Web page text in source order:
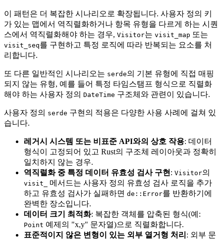
이 패턴은 더 복잡한 시나리오로 확장됩니다. 사용자 정의 키
가 있는 맵에서 역직렬화하거나 항목 유형을 다르게 하는 시퀀
스에서 역직렬화해야 하는 경우, Visitor는 visit_map 또는
visit_seq를 구현하고 특정 로직에 따라 반복되는 요소를 처
리합니다.
또 다른 일반적인 시나리오는 serde의 기본 유형에 직접 매핑
되지 않는 유형, 예를 들어 특정 타임스탬프 형식으로 직렬화
해야 하는 사용자 정의 DateTime 구조체와 관련이 있습니다.
사용자 정의 serde 구현의 적용은 다양한 사용 사례에 걸쳐 있
습니다.
레거시 시스템 또는 비표준 API와의 상호 작용: 데이터
형식이 고정되어 있고 Rust의 구조체 레이아웃과 정확히
일치하지 않는 경우.
역직렬화 중 특정 데이터 유효성 검사 구현 : Visitor의
visit_
메서드는 사용자 정의 유효성 검사 로직을 추가
하고 유효성 검사가 실패하면 de::Error를 반환하기에
완벽한 장소입니다.
데이터 크기 최적화: 복잡한 객체를 압축된 형식(예:
Point 예제의 "x,y" 문자열)으로 직렬화합니다.
표준적이지 않은 변형이 있는 외부 열거형 처리 : 외부 문